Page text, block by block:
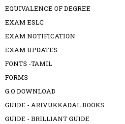
EQUIVALENCE OF DEGREE
EXAM ESLC
EXAM NOTIFICATION
EXAM UPDATES
FONTS -TAMIL
FORMS
G.O DOWNLOAD
GUIDE - ARIVUKKADAL BOOKS
GUIDE - BRILLIANT GUIDE